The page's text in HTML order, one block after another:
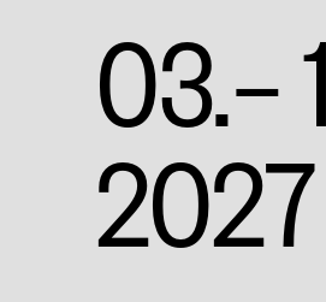
03.–
2027